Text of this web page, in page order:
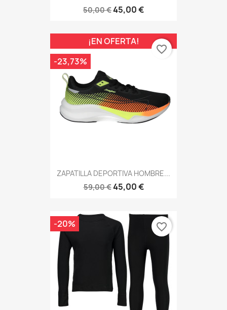
50,00 €45,00 €
ZAPATILLA DEPORTIVA HOMBRE...
59,00 €45,00 €
¡EN OFERTA!
-23,73%
favorite_border
-20% favorite_border